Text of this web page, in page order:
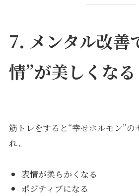
7. メンタル改善
情”が美しくなる
筋トレをすると“幸せホルモン”の
れ、
表情が柔らかくなる
ポジティブになる